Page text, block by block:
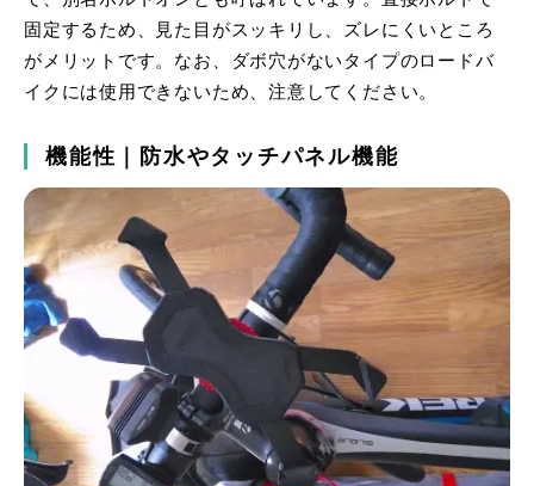
固定するため、見た目がスッキリし、ズレにくいところ
がメリットです。なお、ダボ穴がないタイプのロードバ
イクには使用できないため、注意してください。
機能性｜防水やタッチパネル機能